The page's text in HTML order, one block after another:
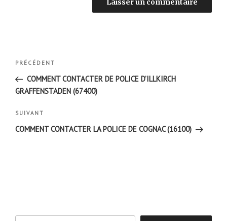
Navigation
l’article
Article
précédent
PRÉCÉDENT
COMMENT CONTACTER DE POLICE D’ILLKIRCH
GRAFFENSTADEN (67400)
Article
suivant
SUIVANT
COMMENT CONTACTER LA POLICE DE COGNAC (16100)